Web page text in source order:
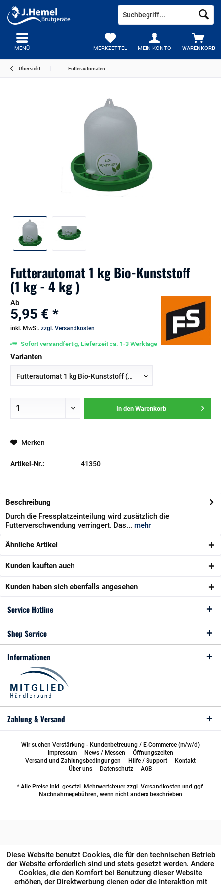
WARENKORB
MERKZETTEL MEIN KONTO
MENÜ
Übersicht Futterautomaten
Futterautomat 1 kg Bio-Kunststoff
(1 kg - 4 kg )
Ab
5,95 € *
inkl. MwSt. zzgl. Versandkosten
Sofort versandfertig, Lieferzeit ca. 1-3 Werktage
Varianten
In den Warenkorb
Merken
Artikel-Nr.: 41350
Beschreibung
Durch die Fressplatzeinteilung wird zusätzlich die
Futterverschwendung verringert. Das... mehr
Ähnliche Artikel
Kunden kauften auch
Kunden haben sich ebenfalls angesehen
Service Hotline
Shop Service
Informationen
Zahlung & Versand
Wir suchen Verstärkung - Kundenbetreuung / E-Commerce (m/w/d)
Impressum
News / Messen
Öffnungszeiten
Versand und Zahlungsbedingungen
Hilfe / Support
Kontakt
Über uns
Datenschutz AGB
* Alle Preise inkl. gesetzl. Mehrwertsteuer zzgl. Versandkosten und ggf.
Nachnahmegebühren, wenn nicht anders beschrieben
Diese Website benutzt Cookies, die für den technischen Betrieb
der Website erforderlich sind und stets gesetzt werden. Andere
Cookies, die den Komfort bei Benutzung dieser Website
erhöhen, der Direktwerbung dienen oder die Interaktion mit